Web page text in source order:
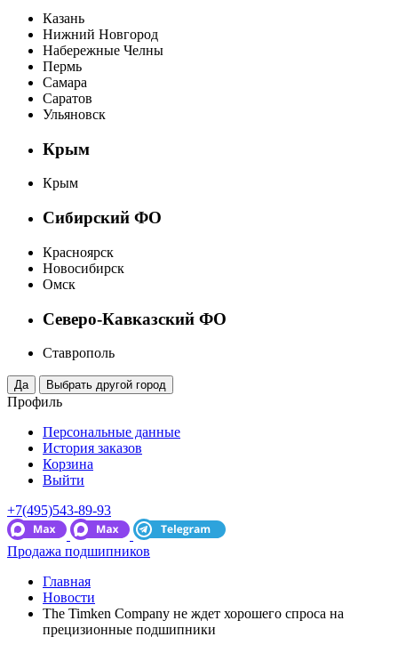
Казань
Нижний Новгород
Набережные Челны
Пермь
Самара
Саратов
Ульяновск
Крым
Крым
Сибирский ФО
Красноярск
Новосибирск
Омск
Северо-Кавказский ФО
Ставрополь
Профиль
Персональные данные
История заказов
Корзина
Выйти
+7(495)543-89-93
Продажа подшипников
Главная
Новости
The Timken Company не ждет хорошего спроса на
прецизионные подшипники